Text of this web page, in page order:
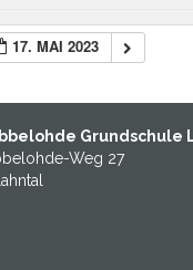
17. MAI 2023
Grundschule
Weg 27